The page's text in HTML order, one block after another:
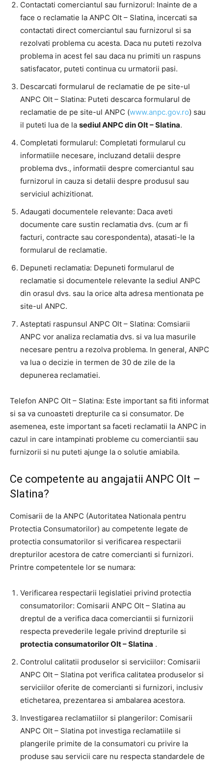
Contactati comerciantul sau furnizorul: Inainte de a
face o reclamatie la ANPC Olt – Slatina, incercati sa
contactati direct comerciantul sau furnizorul si sa
rezolvati problema cu acesta. Daca nu puteti rezolva
problema in acest fel sau daca nu primiti un raspuns
satisfacator, puteti continua cu urmatorii pasi.
Descarcati formularul de reclamatie de pe site-ul
ANPC Olt – Slatina: Puteti descarca formularul de
reclamatie de pe site-ul ANPC (www.anpc.gov.ro) sau
il puteti lua de la sediul ANPC din Olt – Slatina.
Completati formularul: Completati formularul cu
informatiile necesare, incluzand detalii despre
problema dvs., informatii despre comerciantul sau
furnizorul in cauza si detalii despre produsul sau
serviciul achizitionat.
Adaugati documentele relevante: Daca aveti
documente care sustin reclamatia dvs. (cum ar fi
facturi, contracte sau corespondenta), atasati-le la
formularul de reclamatie.
Depuneti reclamatia: Depuneti formularul de
reclamatie si documentele relevante la sediul ANPC
din orasul dvs. sau la orice alta adresa mentionata pe
site-ul ANPC.
Asteptati raspunsul ANPC Olt – Slatina: Comsiarii
ANPC vor analiza reclamatia dvs. si va lua masurile
necesare pentru a rezolva problema. In general, ANPC
va lua o decizie in termen de 30 de zile de la
depunerea reclamatiei.
Telefon ANPC Olt – Slatina: Este important sa fiti informat
si sa va cunoasteti drepturile ca si consumator. De
asemenea, este important sa faceti reclamatii la ANPC in
cazul in care intampinati probleme cu comerciantii sau
furnizorii si nu puteti ajunge la o solutie amiabila.
Ce competente au angajatii ANPC Olt –
Slatina?
Comisarii de la ANPC (Autoritatea Nationala pentru
Protectia Consumatorilor) au competente legate de
protectia consumatorilor si verificarea respectarii
drepturilor acestora de catre comercianti si furnizori.
Printre competentele lor se numara:
Verificarea respectarii legislatiei privind protectia
consumatorilor: Comisarii ANPC Olt – Slatina au
dreptul de a verifica daca comerciantii si furnizorii
respecta prevederile legale privind drepturile si
protectia consumatorilor Olt – Slatina .
Controlul calitatii produselor si serviciilor: Comisarii
ANPC Olt – Slatina pot verifica calitatea produselor si
serviciilor oferite de comercianti si furnizori, inclusiv
etichetarea, prezentarea si ambalarea acestora.
Investigarea reclamatiilor si plangerilor: Comisarii
ANPC Olt – Slatina pot investiga reclamatiile si
plangerile primite de la consumatori cu privire la
produse sau servicii care nu respecta standardele de